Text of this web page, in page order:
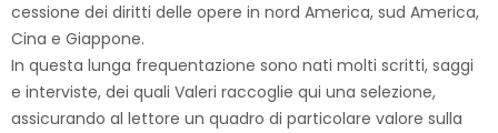
cessione dei diritti delle opere in nord America, sud America,
Cina e Giappone.
In questa lunga frequentazione sono nati molti scritti, saggi
e interviste, dei quali Valeri raccoglie qui una selezione,
assicurando al lettore un quadro di particolare valore sulla